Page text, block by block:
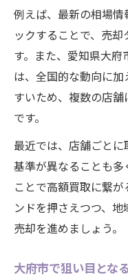
例えば、最新の相場
ックすることで、売
す。また、愛知県大
は、全国的な動向に
すいため、複数の店
です。
最近では、店舗ごと
基準が異なることも
ことで高額買取に繋
ンドを押さえつつ、
売却を進めましょう。
大府市で狙い目とな